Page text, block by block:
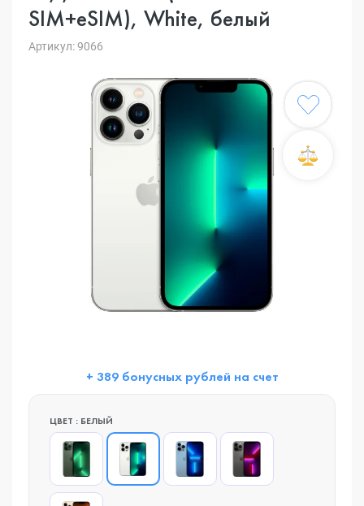
SIM+eSIM), White, белый
Артикул: 9066
+ 389 бонусных рублей на счет
ЦВЕТ : БЕЛЫЙ